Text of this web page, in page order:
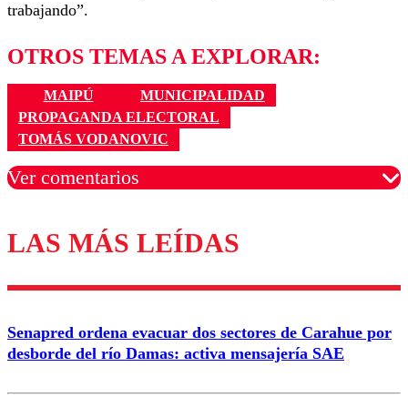
trabajando”.
OTROS TEMAS A EXPLORAR:
MAIPÚ
MUNICIPALIDAD
PROPAGANDA ELECTORAL
TOMÁS VODANOVIC
Ver comentarios
Los comentarios son moderados para garantizar un
diálogo respetuoso.
Nombre
Correo
LAS MÁS LEÍDAS
Senapred ordena evacuar dos sectores de Carahue por
desborde del río Damas: activa mensajería SAE